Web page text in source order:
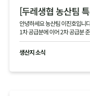
안녕하세요 농산팀 이진호입니
1차 공급분에 이어 2차 공급분
강원유기농 김장 무, 동치미 무,
현황 공유드립니다.
생산지 소식